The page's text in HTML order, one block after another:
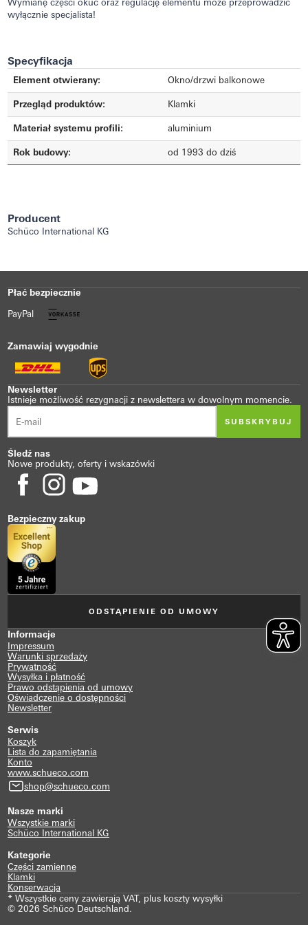
Wymianę części okuć oraz regulację elementu może przeprowadzić
wyłącznie specjalista!
Specyfikacja
Element otwierany: Okno/drzwi balkonowe
Przegląd produktów: Klamki
Materiał systemu profili: aluminium
Rok budowy: od 1993 do dziś
Producent
Schüco International KG
Płać bezpiecznie
PayPal
Zamawiaj wygodnie
Newsletter
Istnieje możliwość rezygnacji z newslettera w dowolnym momencie.
SUBSKRYBUJ
Śledź nas
Nowe produkty, oferty i wskazówki
Bezpieczny zakup
ODSTĄPIENIE OD UMOWY
Informacje
Impressum
Warunki sprzedaży
Prywatność
Wysyłka i płatność
Prawo odstąpienia od umowy
Oświadczenie o dostępności
Newsletter
Serwis
Koszyk
Lista do zapamiętania
Konto
www.schueco.com
shop@schueco.com
Nasze marki
Wszystkie marki
Schüco International KG
Kategorie
Części zamienne
Klamki
Konserwacja
* Wszystkie ceny zawierają VAT, plus koszty wysyłki
© 2026 Schüco Deutschland.